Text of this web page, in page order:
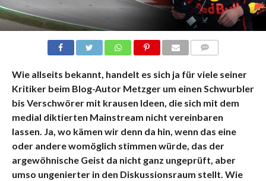
Wie allseits bekannt, handelt es sich ja für viele seiner
Kritiker beim Blog-Autor Metzger um einen Schwurbler
bis Verschwörer mit krausen Ideen, die sich mit dem
medial diktierten Mainstream nicht vereinbaren
lassen. Ja, wo kämen wir denn da hin, wenn das eine
oder andere womöglich stimmen würde, das der
argewöhnische Geist da nicht ganz ungeprüft, aber
umso ungenierter in den Diskussionsraum stellt. Wie